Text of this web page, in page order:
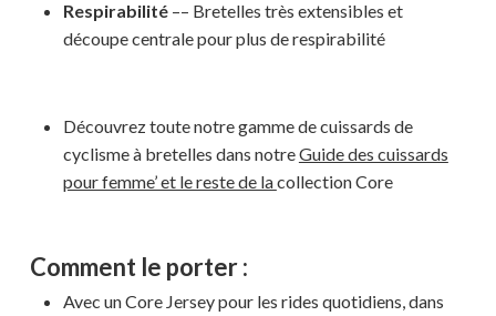
Respirabilité –– Bretelles très extensibles et
découpe centrale pour plus de respirabilité
Découvrez toute notre gamme de cuissards de
cyclisme à bretelles dans notreGuide des cuissards
pour femme’ et le reste de lacollection Core
Comment le porter :
Avec un Core Jersey pour les rides quotidiens, dans